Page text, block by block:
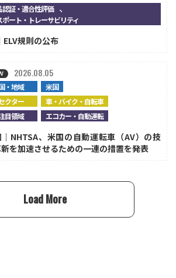
認証・適合性評価 、
ポート・トレーサビリティ
ELV規則の公布
・地域
米国
クター
車・バイク・自転車
目領域
エコカー・自動運転
2026.08.05
NHTSA、米国の自動運転車（AV）の技
を加速させるための一連の措置を発表
Load More